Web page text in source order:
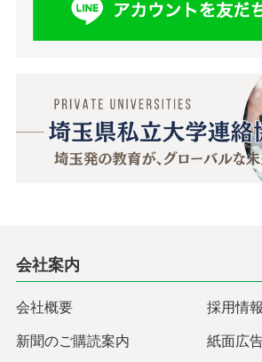
会社案内
会社概要 採用情報
新聞のご購読案内 紙面広